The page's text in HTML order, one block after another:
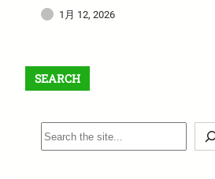
1月 12, 2026
SEARCH
S
e